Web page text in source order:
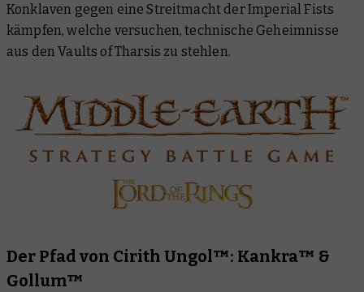
Konklaven gegen eine Streitmacht der Imperial Fists
kämpfen, welche versuchen, technische Geheimnisse
aus den Vaults of Tharsis zu stehlen.
Der Pfad von Cirith Ungol™: Kankra™ &
Gollum™